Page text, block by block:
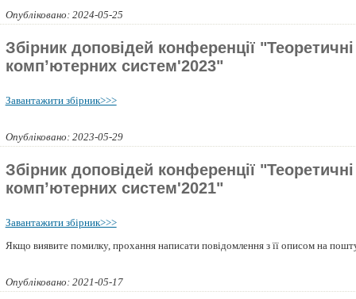
Опубліковано: 2024-05-25
Збірник доповідей конференції
комп’ютерних систем'2023"
Завантажити збірник>>>
Опубліковано: 2023-05-29
Збірник доповідей конференції
комп’ютерних систем'2021"
Завантажити збірник>>>
Якщо виявите помилку, прохання написати повідомлення з її описом на
Опубліковано: 2021-05-17